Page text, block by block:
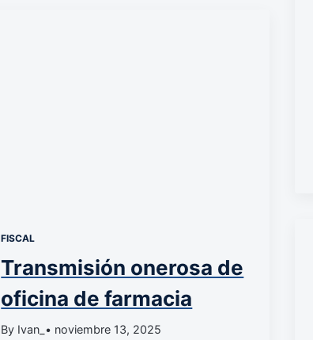
FISCAL
Transmisión onerosa de
oficina de farmacia
By Ivan_ • noviembre 13, 2025